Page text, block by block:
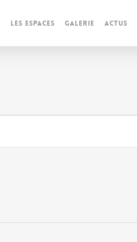
Les espaces Galerie Actus